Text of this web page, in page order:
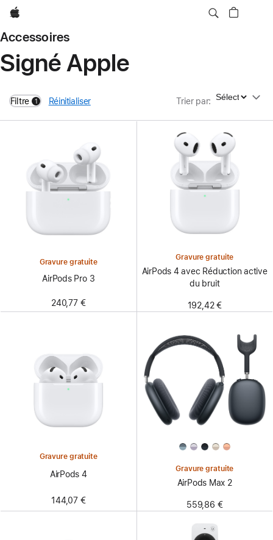
Apple
Accessoires
Signé Apple
Filtre 1
filters active
Réinitialiser Trier par: Trier par
Gravure gratuite
AirPods Pro 3
240,77 €
Gravure gratuite
AirPods 4 avec Réduction active
du bruit
192,42 €
Gravure gratuite
AirPods 4
144,07 €
Gravure gratuite
AirPods Max 2
559,86 €